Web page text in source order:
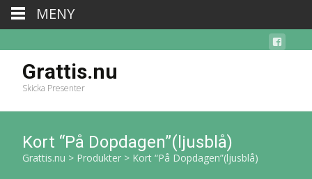
Grattis.nu
Skicka Presenter
Kort “På Dopdagen”(ljusblå)
Grattis.nu > Produkter > Kort “På Dopdagen”(ljusblå)
MENY